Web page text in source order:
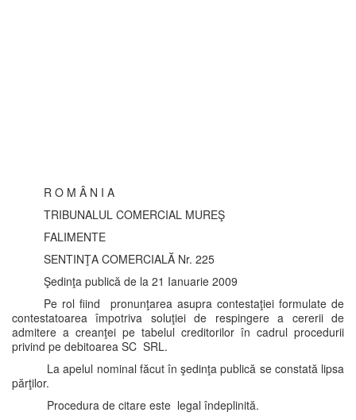
R O M Â N I A
TRIBUNALUL COMERCIAL MUREŞ
FALIMENTE
SENTINŢA COMERCIALĂ Nr. 225
Şedinţa publică de la 21 Ianuarie 2009
Pe rol fiind pronunţarea asupra contestaţiei formulate de
contestatoarea împotriva soluţiei de respingere a cererii de
admitere a creanţei pe tabelul creditorilor în cadrul procedurii
privind pe debitoarea SC SRL.
La apelul nominal făcut în şedinţa publică se constată lipsa
părţilor.
Procedura de citare este legal îndeplinită.